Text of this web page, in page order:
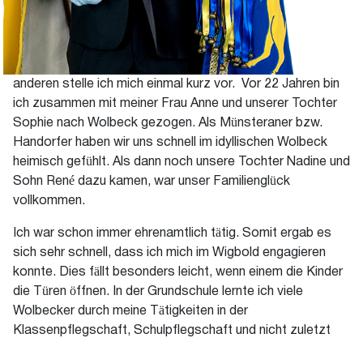
anderen stelle ich mich einmal kurz vor. Vor 22 Jahren bin
ich zusammen mit meiner Frau Anne und unserer Tochter
Sophie nach Wolbeck gezogen. Als Münsteraner bzw.
Handorfer haben wir uns schnell im idyllischen Wolbeck
heimisch gefühlt. Als dann noch unsere Tochter Nadine und
Sohn René dazu kamen, war unser Familienglück
vollkommen.
Ich war schon immer ehrenamtlich tätig. Somit ergab es
sich sehr schnell, dass ich mich im Wigbold engagieren
konnte. Dies fällt besonders leicht, wenn einem die Kinder
die Türen öffnen. In der Grundschule lernte ich viele
Wolbecker durch meine Tätigkeiten in der
Klassenpflegschaft, Schulpflegschaft und nicht zuletzt